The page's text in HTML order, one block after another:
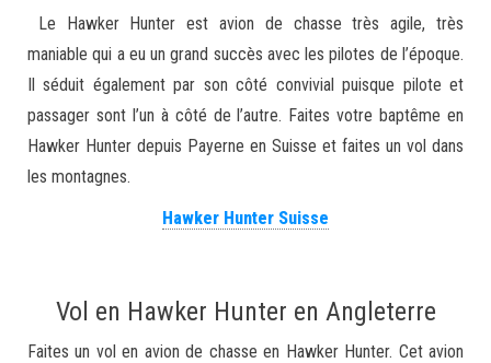
Le Hawker Hunter est avion de chasse très agile, très
maniable qui a eu un grand succès avec les pilotes de l’époque.
Il séduit également par son côté convivial puisque pilote et
passager sont l’un à côté de l’autre. Faites votre baptême en
Hawker Hunter depuis Payerne en Suisse et faites un vol dans
les montagnes.
Hawker Hunter Suisse
Vol en Hawker Hunter en Angleterre
Faites un vol en avion de chasse en Hawker Hunter. Cet avion